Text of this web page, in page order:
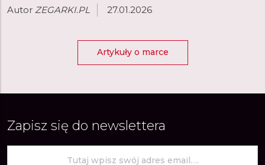
Autor ZEGARKI.PL 27.01.2026
Artykuły o marce
Zapisz się do newslettera